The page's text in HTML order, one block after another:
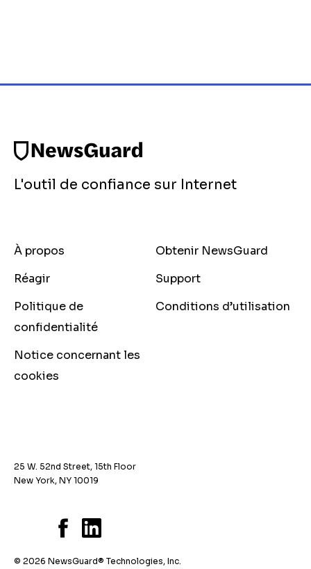
L'outil de confiance sur Internet
À propos
Obtenir NewsGuard
Réagir
Support
Politique de
confidentialité
Conditions d’utilisation
Notice concernant les
cookies
25 W. 52nd Street, 15th Floor
New York, NY 10019
© 2026 NewsGuard® Technologies, Inc.